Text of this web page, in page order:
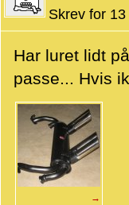
Skrev for
Har luret lidt
passe... Hvis
→